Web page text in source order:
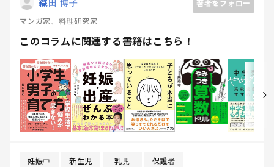
織田 博子
著者をフォロー
マンガ家、料理研究家
このコラムに関連する書籍はこちら！
妊娠中 新生児 乳児 保護者